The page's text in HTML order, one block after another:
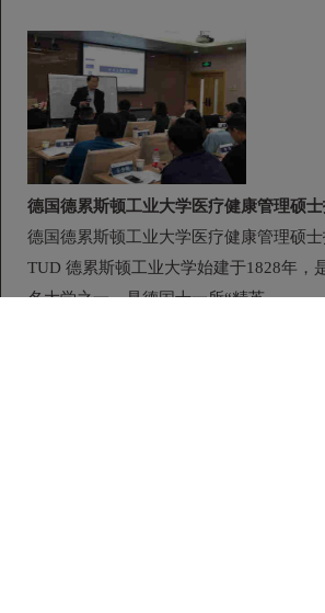
德国德累斯顿工业大学医疗健康管理硕
德国德累斯顿工业大学医疗健康管理硕
TUD 德累斯顿工业大学始建于1828年，
名大学之一，是德国十一所“精英...